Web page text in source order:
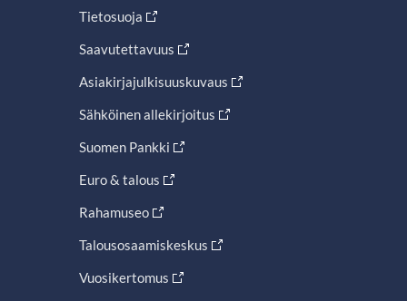
Tietosuoja
Saavutettavuus
Asiakirjajulkisuuskuvaus
Sähköinen allekirjoitus
Suomen Pankki
Euro & talous
Rahamuseo
Talousosaamiskeskus
Vuosikertomus